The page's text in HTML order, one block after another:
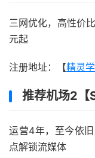
三网优化，高性价
元起
注册地址：【精灵
推荐机场2【
运营4年，至今依
点解锁流媒体